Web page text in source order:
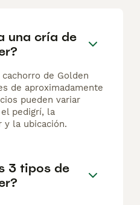
una cría de
de Golden
de aproximadamente
pueden variar
pedigrí, la
y la ubicación.
3 tipos de